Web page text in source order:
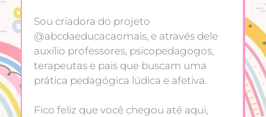
Sou criadora do projeto
@abcdaeducacaomais, e através dele
auxílio professores, psicopedagogos,
terapeutas e pais que buscam uma
prática pedagógica lúdica e afetiva.
Fico feliz que você chegou até aqui,